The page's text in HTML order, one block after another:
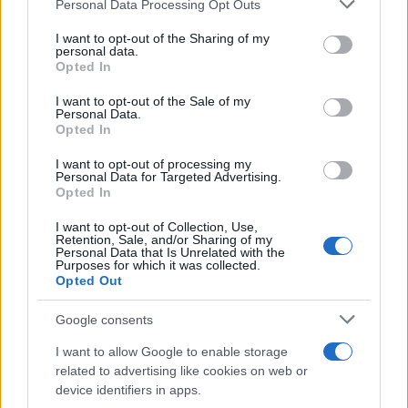
not limited to your visit or usage behaviour. You may click to
grant or deny consent to Google and its third-party tags to
use your data for below specified purposes in below Google
consent section.
Personal Data Processing Opt Outs
I want to opt-out of the Sharing of my
personal data.
Opted In
I want to opt-out of the Sale of my
Personal Data.
Opted In
I want to opt-out of processing my
Personal Data for Targeted Advertising.
Opted In
I want to opt-out of Collection, Use,
Retention, Sale, and/or Sharing of my
Personal Data that Is Unrelated with the
Purposes for which it was collected.
Opted Out
Google consents
I want to allow Google to enable storage
related to advertising like cookies on web or
device identifiers in apps.
Ποιος ήταν ο Θόδωρος Κατσαδράμης
Ο Θόδωρος Κατσαδράμης, γεννημένος στις 20
Μαΐου 1929, υπήρξε γνωστός Έλληνας ηθοποιός
του θεάτρου, του κινηματογράφου και της
Έλαβε μέρος σε δεκάδες παραστάσεις και έργα του
σινεμά αλλά έγινε ευρύτερα γνωστός και γνώρισε
μεγάλη επιτυχία από τη συμμετοχή του ως
πρωταγωνιστής στην τηλεοπτική σειρά «Ο ταξιτζής
μας», που προβλήθηκε στα τέλη της δεκαετίας του
Εκπαιδεύτηκε στη Δραματική Σχολή του «Θεάτρου
Τέχνης» του Καρόλου Κουν και πραγματοποίησε